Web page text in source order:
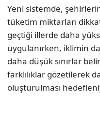
Yeni sistemde,
tüketim miktarları
geçtiği illerde daha
uygulanırken, iklimin
daha düşük sınırlar
farklılıklar gözetilerek
oluşturulması